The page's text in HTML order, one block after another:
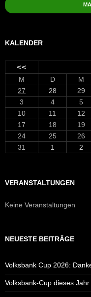
KALENDER
<<
M D M
27
28 29
3
4 5
10
11 12
17
18 19
24
25 26
31
1 2
VERANSTALTUNGEN
Keine Veranstaltungen
NEUESTE BEITRÄGE
Volksbank Cup 2026:
Volksbank-Cup dieses